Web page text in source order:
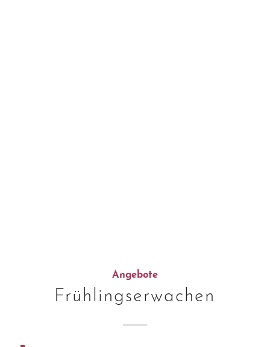
Angebote
Frühlingserwachen